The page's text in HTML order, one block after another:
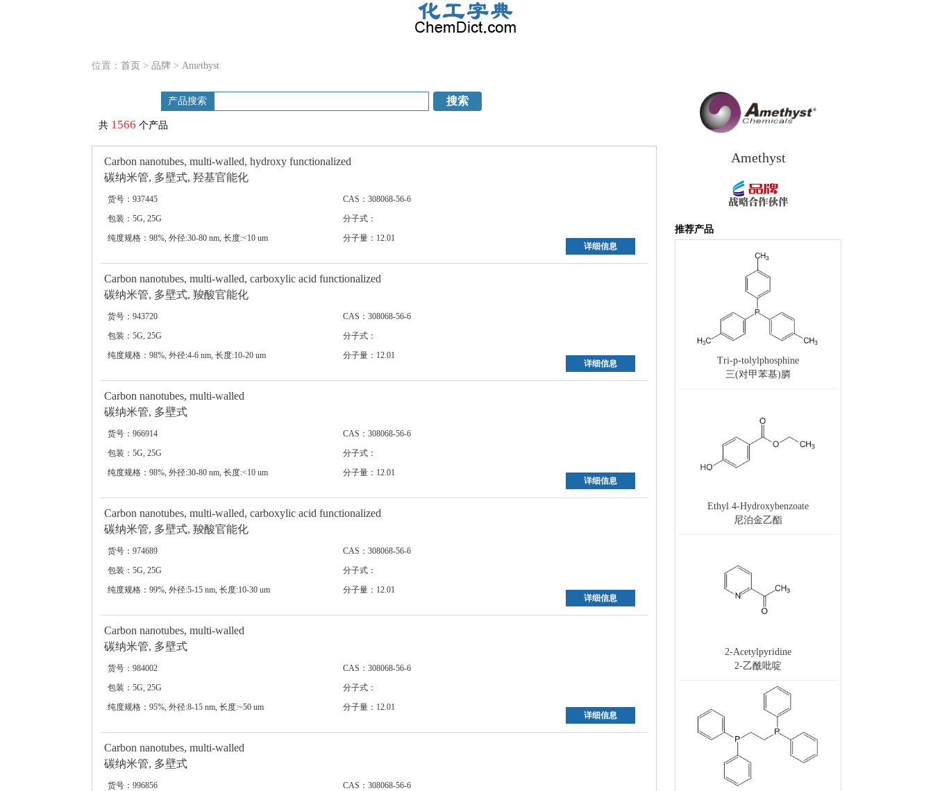
位置： 首页 > 品牌 > Amethyst
产品搜索
共 1566 个产品
Carbon nanotubes, multi-walled, hydroxy functionalized
碳纳米管, 多壁式, 羟基官能化
货号：937445
CAS：308068-56-6
包装：5G, 25G
分子式：
纯度规格：98%, 外径:30-80 nm, 长度:<10 um
分子量：12.01
详细信息
Carbon nanotubes, multi-walled, carboxylic acid functionalized
碳纳米管, 多壁式, 羧酸官能化
货号：943720
CAS：308068-56-6
包装：5G, 25G
分子式：
纯度规格：98%, 外径:4-6 nm, 长度:10-20 um
分子量：12.01
详细信息
Carbon nanotubes, multi-walled
碳纳米管, 多壁式
货号：966914
CAS：308068-56-6
包装：5G, 25G
分子式：
纯度规格：98%, 外径:30-80 nm, 长度:<10 um
分子量：12.01
详细信息
Carbon nanotubes, multi-walled, carboxylic acid functionalized
碳纳米管, 多壁式, 羧酸官能化
货号：974689
CAS：308068-56-6
包装：5G, 25G
分子式：
纯度规格：99%, 外径:5-15 nm, 长度:10-30 um
分子量：12.01
详细信息
Carbon nanotubes, multi-walled
碳纳米管, 多壁式
货号：984002
CAS：308068-56-6
包装：5G, 25G
分子式：
纯度规格：95%, 外径:8-15 nm, 长度:~50 um
分子量：12.01
详细信息
Carbon nanotubes, multi-walled
碳纳米管, 多壁式
货号：996856
CAS：308068-56-6
Amethyst
推荐产品
Tri-p-tolylphosphine
三(对甲苯基)膦
Ethyl 4-Hydroxybenzoate
尼泊金乙酯
2-Acetylpyridine
2-乙酰吡啶